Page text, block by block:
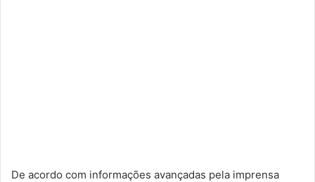
De acordo com informações avançadas pela imprensa